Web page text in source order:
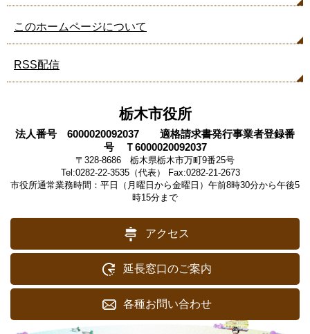
このホームページについて
RSS配信
栃木市役所
法人番号 6000020092037 適格請求書発行事業者登録番
号 Ｔ6000020092037
〒328-8686 栃木県栃木市万町9番25号
Tel:0282-22-3535（代表） Fax:0282-21-2673
市役所通常業務時間：平日（月曜日から金曜日）午前8時30分から午後5
時15分まで
アクセス
延長窓口のご案内
各種お問い合わせ